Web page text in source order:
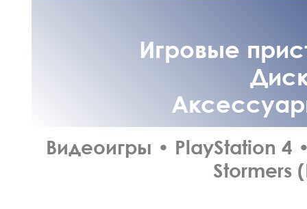
Игровые
Видеоигры • PlayStation 4
Stormers